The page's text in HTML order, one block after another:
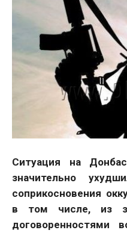
Ситуация на
значительно
соприкосновения
в том числе, из
договоренностями